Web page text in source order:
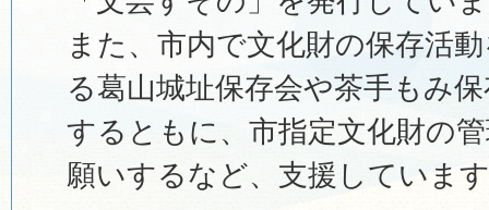
また、市内で文化財の保存活
る葛山城址保存会や茶手もみ
するともに、市指定文化財の
願いするなど、支援していま